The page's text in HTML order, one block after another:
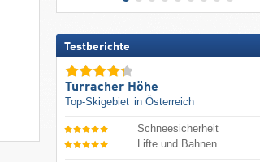
Testberichte
Turracher Höhe
Top-Skigebiet in Österreich
Schneesicherheit
Lifte und Bahnen